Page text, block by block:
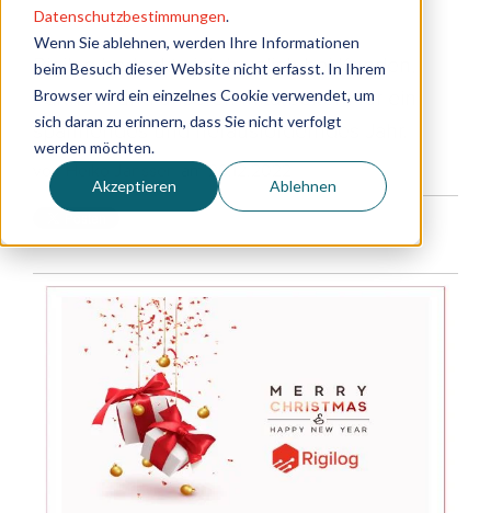
Datenschutzbestimmungen.
Wenn Sie ablehnen, werden Ihre Informationen
beim Besuch dieser Website nicht erfasst. In Ihrem
Browser wird ein einzelnes Cookie verwendet, um
sich daran zu erinnern, dass Sie nicht verfolgt
werden möchten.
Akzeptieren Ablehnen
Rigilog bedankt sich herzlich bei Kunden,
Partnern und unseren Mitarbeitern für ein
spannendes und herausforderndes Jahr.
vonHeiko Janssen am 20.12.2022